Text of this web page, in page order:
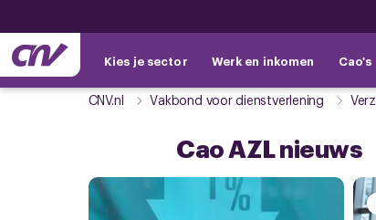
Kies je sector Werk en inkomen Cao's
CNV.nl Vakbond voor dienstverlening
Cao AZL nieuws